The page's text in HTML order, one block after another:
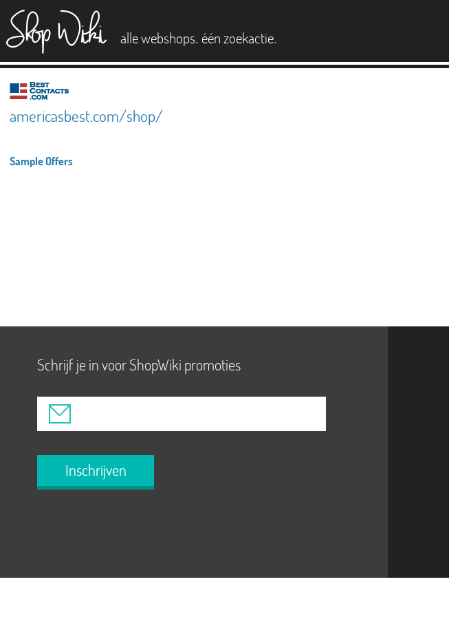
alle webshops. één zoekactie.
americasbest.com/shop/
Sample Offers
Schrijf je in voor ShopWiki promoties
Inschrijven